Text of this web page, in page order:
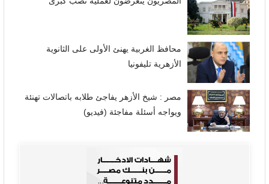
محافظ الغربية يهنئ الأولى على الثانوية
الأزهرية تليفونيا
مصر : شيخ الأزهر يفاجئ طلابه باتصالات تهنئة
ويواجه أسئلة مفاجئة (فيديو)